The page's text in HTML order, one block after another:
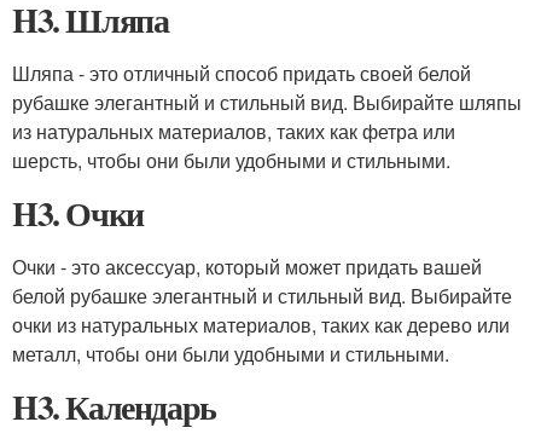
H3. Шляпа
Шляпа - это отличный способ придать своей белой
рубашке элегантный и стильный вид. Выбирайте шляпы
из натуральных материалов, таких как фетра или
шерсть, чтобы они были удобными и стильными.
H3. Очки
Очки - это аксессуар, который может придать вашей
белой рубашке элегантный и стильный вид. Выбирайте
очки из натуральных материалов, таких как дерево или
металл, чтобы они были удобными и стильными.
H3. Календарь